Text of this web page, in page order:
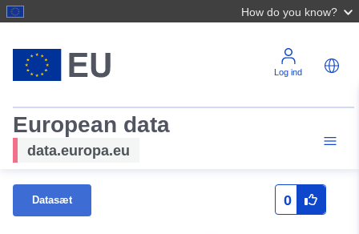
How do you know?
Log ind
European data
data.europa.eu
Datasæt 0